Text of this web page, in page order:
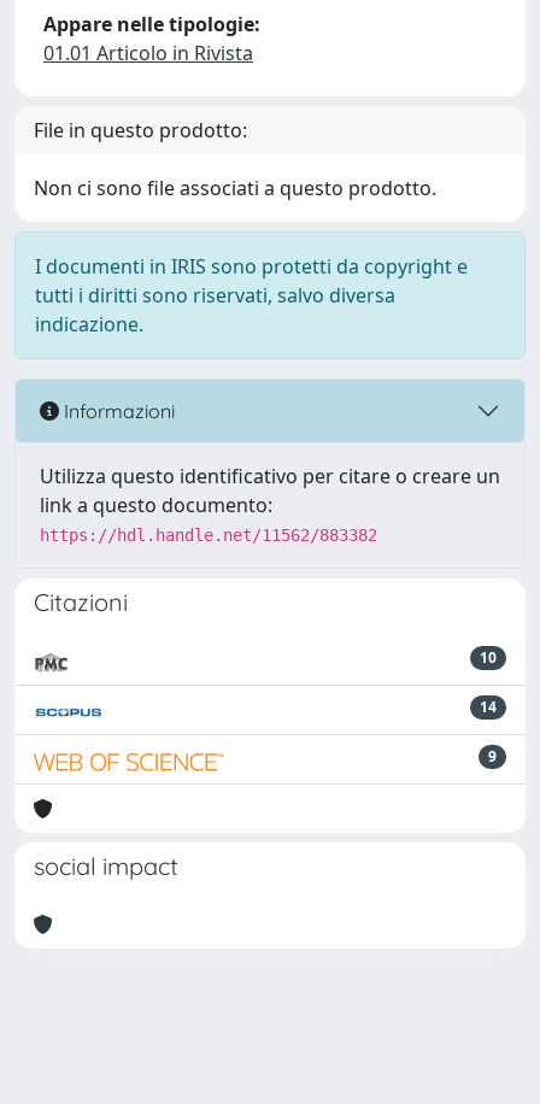
Appare nelle tipologie:
01.01 Articolo in Rivista
File in questo prodotto:
Non ci sono file associati a questo prodotto.
I documenti in IRIS sono protetti da copyright e
tutti i diritti sono riservati, salvo diversa
indicazione.
Informazioni
Utilizza questo identificativo per citare o creare un
link a questo documento:
https://hdl.handle.net/11562/883382
Citazioni
10
14
9
social impact